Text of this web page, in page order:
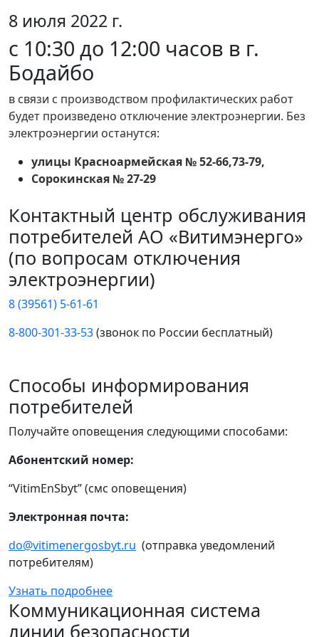
8 июля 2022 г.
с 10:30 до 12:00 часов в г.
Бодайбо
в связи с производством профилактических работ
будет произведено отключение электроэнергии. Без
электроэнергии останутся:
улицы Красноармейская № 52-66,73-79,
Сорокинская № 27-29
Контактный центр обслуживания
потребителей АО «Витимэнерго»
(по вопросам отключения
электроэнергии)
8 (39561) 5-61-61
8-800-301-33-53(звонок по России бесплатный)
Способы информирования
потребителей
Получайте оповещения следующими способами:
Абонентский номер:
“VitimEnSbyt” (смс оповещения)
Электронная почта:
do@vitimenergosbyt.ru (отправка уведомлений
потребителям)
Узнать подробнее
Коммуникационная система
линии безопасности